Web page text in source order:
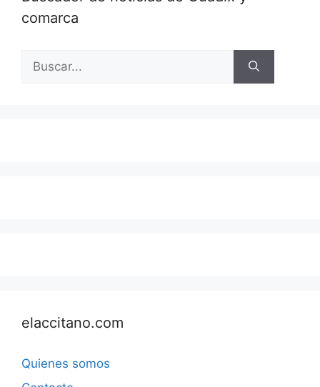
comarca
Buscar:
elaccitano.com
Quienes somos